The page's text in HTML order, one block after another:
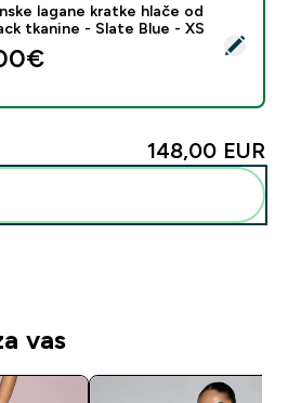
- MP ženske lagane kratke
lagane kratke hlače od
tkanine - Slate Blue - XS
148,00 EUR‎
vas